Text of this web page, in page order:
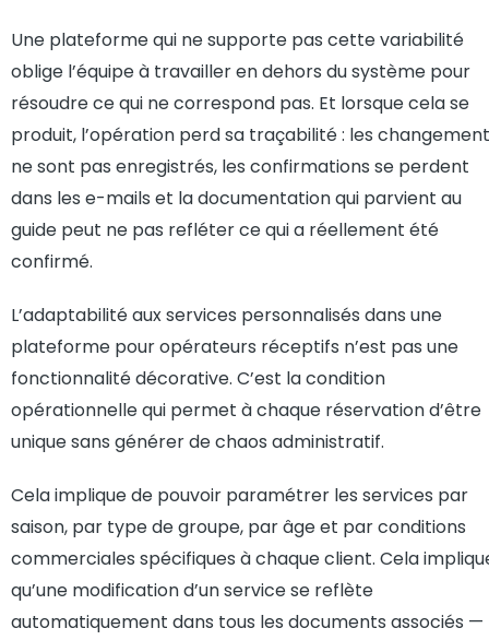
Une plateforme qui ne supporte pas cette variabilité
oblige l’équipe à travailler en dehors du système pour
résoudre ce qui ne correspond pas. Et lorsque cela se
produit, l’opération perd sa traçabilité : les
ne sont pas enregistrés, les confirmations se perdent
dans les e-mails et la documentation qui parvient au
guide peut ne pas refléter ce qui a réellement été
confirmé.
L’adaptabilité aux services personnalisés dans une
plateforme pour opérateurs réceptifs n’est pas une
fonctionnalité décorative. C’est la condition
opérationnelle qui permet à chaque réservation d’être
unique sans générer de chaos administratif.
Cela implique de pouvoir paramétrer les services par
saison, par type de groupe, par âge et par conditions
commerciales spécifiques à chaque client. Cela
qu’une modification d’un service se reflète
automatiquement dans tous les documents associés —